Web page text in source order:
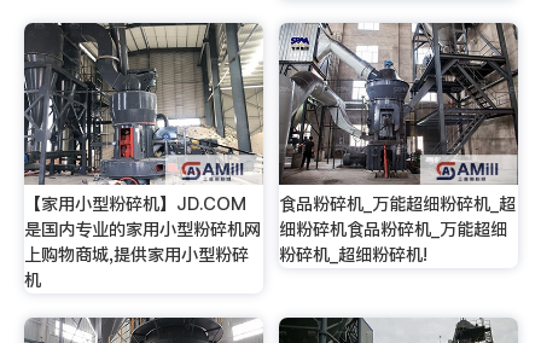
【家用小型粉碎机】JD.COM
是国内专业的家用小型粉碎机网
上购物商城,提供家用小型粉碎
机
食品粉碎机_万能超细粉碎机_超
细粉碎机食品粉碎机_万能超细
粉碎机_超细粉碎机!